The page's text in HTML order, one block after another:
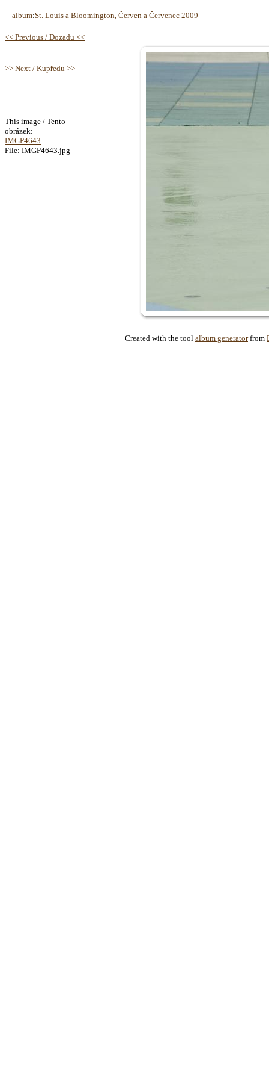
album:St. Louis a Bloomington, Červen a Červenec 2009
<< Previous / Dozadu <<
>> Next / Kupředu >>
This image / Tento
obrázek:
IMGP4643
File: IMGP4643.jpg
Created with the tool album generatorfrom